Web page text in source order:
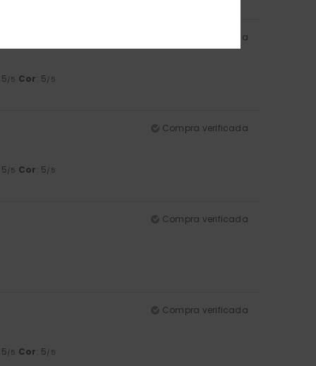
Compra verificada
/5 Cor: 5/5
Compra verificada
/5 Cor: 5/5
Compra verificada
Compra verificada
/5 Cor: 5/5